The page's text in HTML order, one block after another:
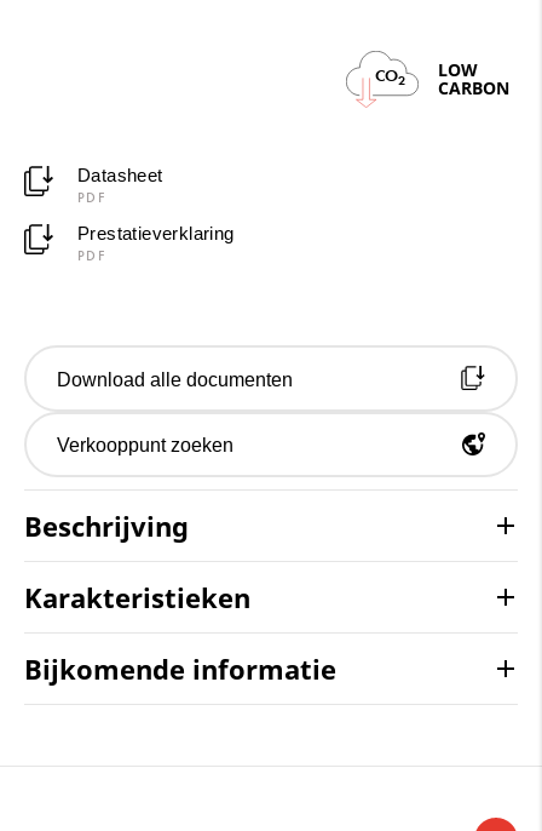
CO2 LOW
CARBON
Datasheet
PDF
Prestatieverklaring
PDF
Download alle documenten
Verkooppunt zoeken
Beschrijving
Karakteristieken
Bijkomende informatie